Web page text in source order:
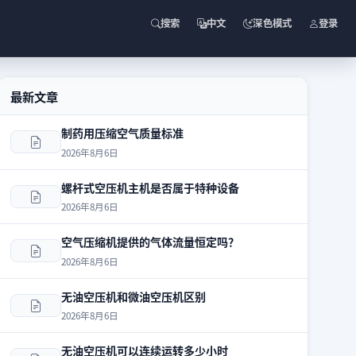
搜索 中文 深色模式 登录
最新文章
制药用压缩空气质量标准
2026年8月6日
螺杆式空压机主机是否属于特种设备
2026年8月6日
空气压缩机提供的气体流量恒定吗？
2026年8月6日
无油空压机和微油空压机区别
2026年8月6日
无油空压机可以连续运转多少小时